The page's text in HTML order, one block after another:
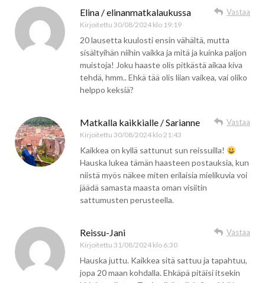
Elina / elinanmatkalaukussa
Kirjoitettu 30/08/2024 klo 19:19
Vastaa
20 lausetta kuulosti ensin vähältä, mutta
sisältyihän niihin vaikka ja mitä ja kuinka paljon
muistoja! Joku haaste olis pitkästä aikaa kiva
tehdä, hmm.. Ehkä tää olis liian vaikea, vai oliko
helppo keksiä?
Matkalla kaikkialle / Sarianne
Kirjoitettu 30/08/2024 klo 21:43
Vastaa
Kaikkea on kyllä sattunut sun reissuilla!
Hauska lukea tämän haasteen postauksia, kun
niistä myös näkee miten erilaisia mielikuvia voi
jäädä samasta maasta oman visiitin
sattumusten perusteella.
Reissu-Jani
Kirjoitettu 31/08/2024 klo 6:30
Vastaa
Hauska juttu. Kaikkea sitä sattuu ja tapahtuu,
jopa 20 maan kohdalla. Ehkäpä pitäisi itsekin